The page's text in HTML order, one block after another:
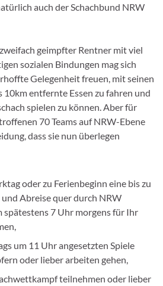
auch der Schachbund NRW
geimpfter Rentner mit viel
sozialen Bindungen mag sich
Gelegenheit freuen, mit seinen
entfernte Essen zu fahren und
spielen zu können. Aber für
70 Teams auf NRW-Ebene
dass sie nun überlegen
oder zu Ferienbeginn eine bis zu
Abreise quer durch NRW
spätestens 7 Uhr morgens für Ihr
um 11 Uhr angesetzten Spiele
oder lieber arbeiten gehen,
teilnehmen oder lieber